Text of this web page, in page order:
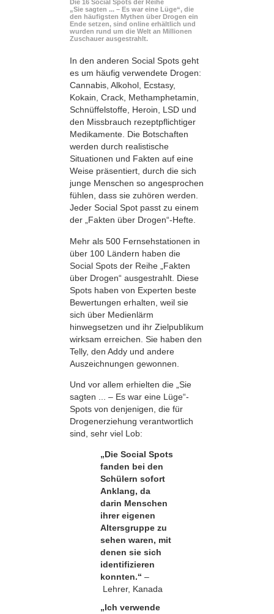
Die 16 Social Spots der Reihe
„Sie sagten ... – Es war eine Lüge“, die
den häufigsten Mythen über Drogen ein
Ende setzen, sind online erhältlich und
wurden rund um die Welt an Millionen
Zuschauer ausgestrahlt.
In den anderen Social Spots geht
es um häufig verwendete Drogen:
Cannabis, Alkohol, Ecstasy,
Kokain, Crack, Methamphetamin,
Schnüffelstoffe, Heroin, LSD und
den Missbrauch rezeptpflichtiger
Medikamente. Die Botschaften
werden durch realistische
Situationen und Fakten auf eine
Weise präsentiert, durch die sich
junge Menschen so angesprochen
fühlen, dass sie zuhören werden.
Jeder Social Spot passt zu einem
der „Fakten über Drogen“-Hefte.
Mehr als 500 Fernsehstationen in
über 100 Ländern haben die
Social Spots der Reihe „Fakten
über Drogen“ ausgestrahlt. Diese
Spots haben von Experten beste
Bewertungen erhalten, weil sie
sich über Medienlärm
hinwegsetzen und ihr Zielpublikum
wirksam erreichen. Sie haben den
Telly, den Addy und andere
Auszeichnungen gewonnen.
Und vor allem erhielten die „Sie
sagten ... – Es war eine Lüge“-
Spots von denjenigen, die für
Drogenerziehung verantwortlich
sind, sehr viel Lob:
„Die Social Spots
fanden bei den
Schülern sofort
Anklang, da
darin Menschen
ihrer eigenen
Altersgruppe zu
sehen waren, mit
denen sie sich
identifizieren
konnten.“ –
Lehrer, Kanada
„Ich verwende